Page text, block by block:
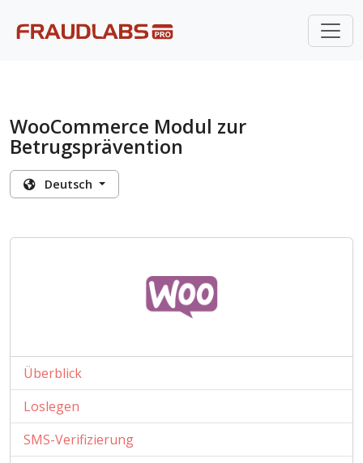
WooCommerce Modul zur
Betrugsprävention
Deutsch
Überblick
Loslegen
SMS-Verifizierung